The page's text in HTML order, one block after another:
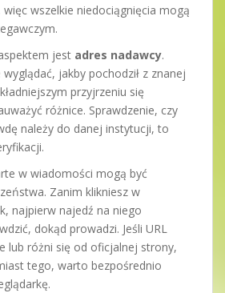
wszelkie niedociągnięcia mogą
jest adres nadawcy.
jakby pochodził z znanej
przyjrzeniu się
różnice. Sprawdzenie, czy
należy do danej instytucji, to
w wiadomości mogą być
Zanim klikniesz w
najpierw najedź na niego
dokąd prowadzi. Jeśli URL
lub różni się od oficjalnej strony,
tego, warto bezpośrednio